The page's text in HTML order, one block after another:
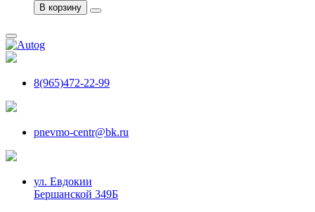
В корзину
8(965)472-22-99
pnevmo-centr@bk.ru
ул. Евдокии
Бершанской 349Б